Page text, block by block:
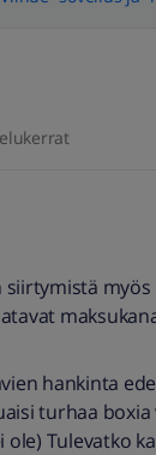
myös
hankinta
turhaa boxia
Tulevatko